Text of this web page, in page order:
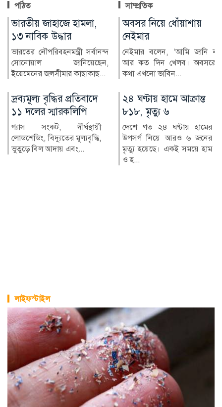
পঠিত সাম্প্রতিক
অবসর নিয়ে ধোঁয়াশায়
নেইমার
নেইমার বলেন, ‘আমি জানি না
আর কত দিন খেলব। অবসরের
কথা এখনো ভাবিন...
যুক্তরাষ্ট্র-ইরান সংকট
নিরসনে কাতারের অগ্রগতি
দাবি
কাতার জানিয়েছে, যুক্তরাষ্ট্র ও
ইরানের মধ্যকার চলমান উত্তেজনা
২৪ ঘণ্টায় হামে আক্রান্ত
৮১৮, মৃত্যু ৬
দেশে গত ২৪ ঘণ্টায় হামের
উপসর্গ নিয়ে আরও ৬ জনের
মৃত্যু হয়েছে। একই সময়ে হাম
পোলট্রি খামারে বাড়ছে
খাদ্যে বিষক্রিয়ার ঝুঁকি
আধুনিক বাণিজ্যিক পোলট্রি
খামার ক্যাম্পাইলোব্যাক্টার
নামের ক্ষতিকর এক ধরনের ব্...
লাইফস্টাইল